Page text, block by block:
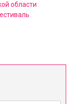
области